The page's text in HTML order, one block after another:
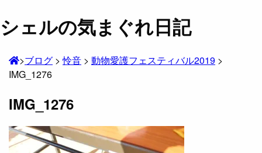
シェルの気まぐれ日記
>ブログ >怜音 > 動物愛護フェスティバル2019 >
IMG_1276
IMG_1276